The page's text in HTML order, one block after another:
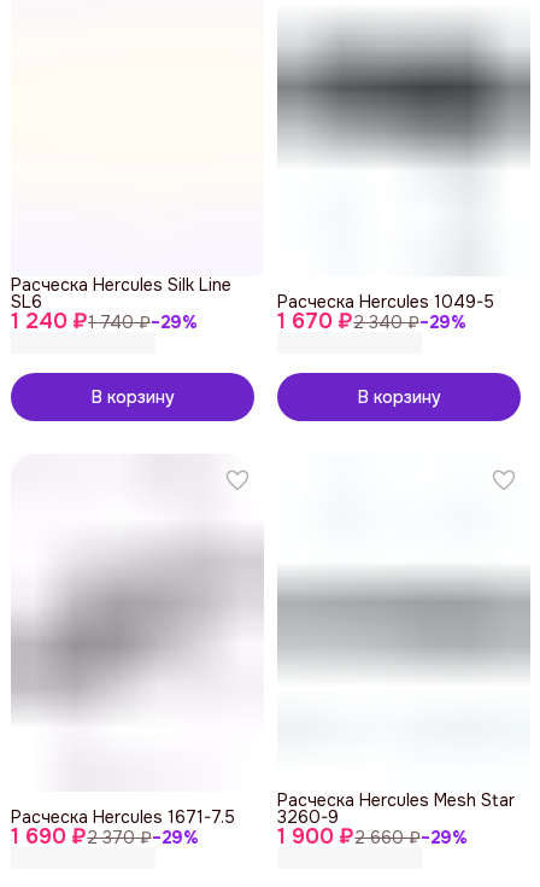
1 240 ₽1 740 ₽−29%
Расческа Hercules Silk Line
SL6
В корзину
1 670 ₽2 340 ₽−29%
Расческа Hercules 1049-5
В корзину
1 690 ₽2 370 ₽−29%
Расческа Hercules 1671-7.5
1 900 ₽2 660 ₽−29%
Расческа Hercules Mesh Star
3260-9